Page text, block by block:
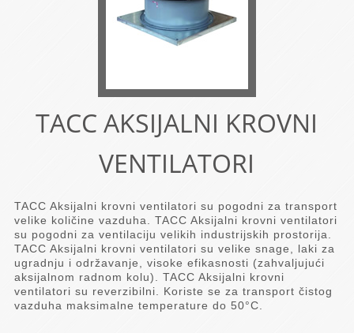
TACC AKSIJALNI KROVNI
VENTILATORI
TACC Aksijalni krovni ventilatori su pogodni za transport
velike količine vazduha. TACC Aksijalni krovni ventilatori
su pogodni za ventilaciju velikih industrijskih prostorija.
TACC Aksijalni krovni ventilatori su velike snage, laki za
ugradnju i održavanje, visoke efikasnosti (zahvaljujući
aksijalnom radnom kolu). TACC Aksijalni krovni
ventilatori su reverzibilni. Koriste se za transport čistog
vazduha maksimalne temperature do 50°C.